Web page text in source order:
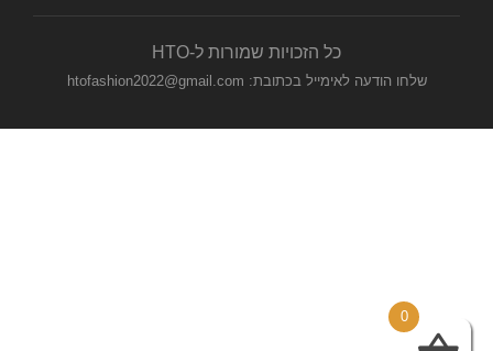
כל הזכויות שמורות ל-HTO
שלחו הודעה לאימייל בכתובת: htofashion2022@gmail.com
0